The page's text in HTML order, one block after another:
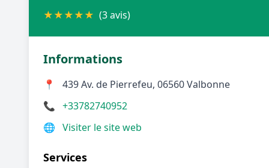
★★★★★ (3 avis)
Informations
📍
439 Av. de Pierrefeu, 06560 Valbonne
📞 +33782740952
🌐 Visiter le site web
Services